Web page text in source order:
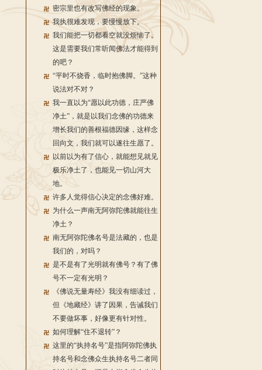
密宗里也有改写佛经的现象。
我执很难发现，要慢慢放下。
我们能把一切都看空就没烦恼了。
这是需要我们常听闻佛法才能得到
的吧？
“平时不烧香，临时抱佛脚。”这种
说法对不对？
我一直以为“愿以此功德，庄严佛
净土”，就是以我们念佛的功德来
增长我们的善根福德因缘，这样念
回向文，我们就可以遂往生愿了。
以前以为有了信心，就能想见就见
极乐净土了，也能见一切山河大
地。
许多人觉得信心决定的念佛好难。
为什么一声南无阿弥陀佛就能往生
净土？
南无阿弥陀佛名号是法藏的，也是
我们的，对吗？
是不是有了光明就有佛号？有了佛
号不一定有光明？
《佛说无量寿经》我没有细读过，
但《地藏经》讲了因果，告诫我们
不要做坏事，好像更有针对性。
如何理解“住不退转”？
这里的“执持名号”是指阿弥陀佛执
持名号和念佛众生执持名号二者同